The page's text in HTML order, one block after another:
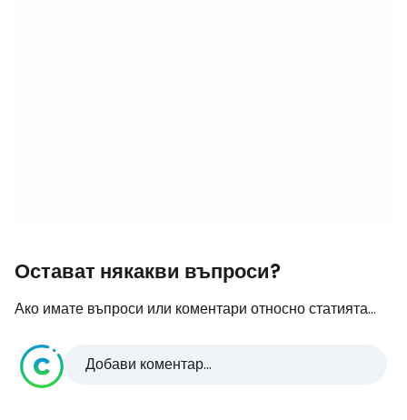
Остават някакви въпроси?
Ако имате въпроси или коментари относно статията...
Добави коментар...